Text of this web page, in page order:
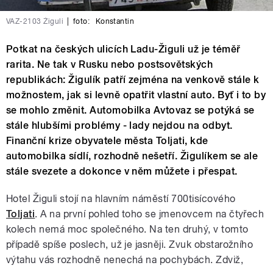
VAZ-2103 Žiguli foto: Konstantin
Potkat na českých ulicích Ladu-Žiguli už je téměř
rarita. Ne tak v Rusku nebo postsovětských
republikách: Žigulík patří zejména na venkově stále k
možnostem, jak si levně opatřit vlastní auto. Byť i to by
se mohlo změnit. Automobilka Avtovaz se potýká se
stále hlubšími problémy - lady nejdou na odbyt.
Finanční krize obyvatele města Toljati, kde
automobilka sídlí, rozhodně nešetří. Žigulíkem se ale
stále svezete a dokonce v něm můžete i přespat.
Hotel Žiguli stojí na hlavním náměstí 700tisícového
Toljati. A na první pohled toho se jmenovcem na čtyřech
kolech nemá moc společného. Na ten druhý, v tomto
případě spíše poslech, už je jasněji. Zvuk obstarožního
výtahu vás rozhodně nenechá na pochybách. Zdviž,